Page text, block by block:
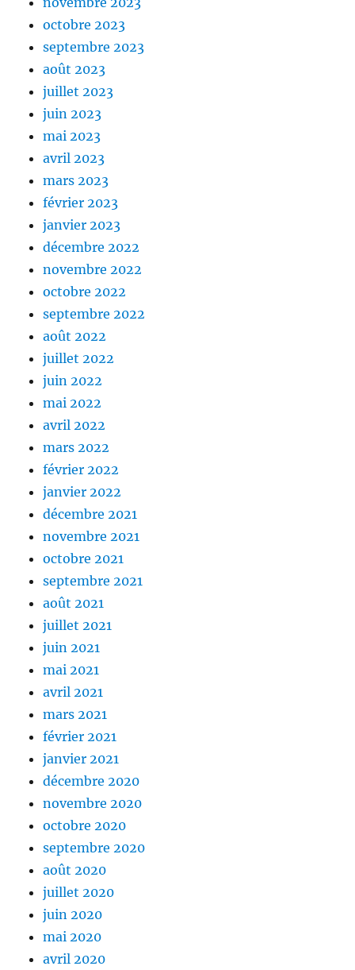
octobre 2023
septembre 2023
août 2023
juillet 2023
juin 2023
mai 2023
avril 2023
mars 2023
février 2023
janvier 2023
décembre 2022
novembre 2022
octobre 2022
septembre 2022
août 2022
juillet 2022
juin 2022
mai 2022
avril 2022
mars 2022
février 2022
janvier 2022
décembre 2021
novembre 2021
octobre 2021
septembre 2021
août 2021
juillet 2021
juin 2021
mai 2021
avril 2021
mars 2021
février 2021
janvier 2021
décembre 2020
novembre 2020
octobre 2020
septembre 2020
août 2020
juillet 2020
juin 2020
mai 2020
avril 2020